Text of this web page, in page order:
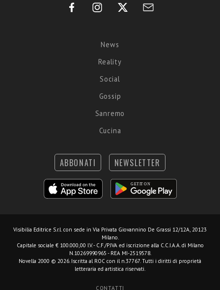
News
Reality
Social
Gossip
Sanremo
Cucina
ABBONATI NEWSLETTER
Visibilia Editrice S.r.l. con sede in Via Privata Giovannino De Grassi 12/12A, 20123
Milano.
Capitale sociale € 100.000,00 I.V. - C.F./P.IVA ed iscrizione alla C.C.I.A.A. di Milano
N.10269990965 - REA MI-2519578.
Novella 2000 © 2026. Iscritta al ROC con il n.37767. Tutti i diritti di proprietà
letteraria ed artistica riservati.
CONTATTI